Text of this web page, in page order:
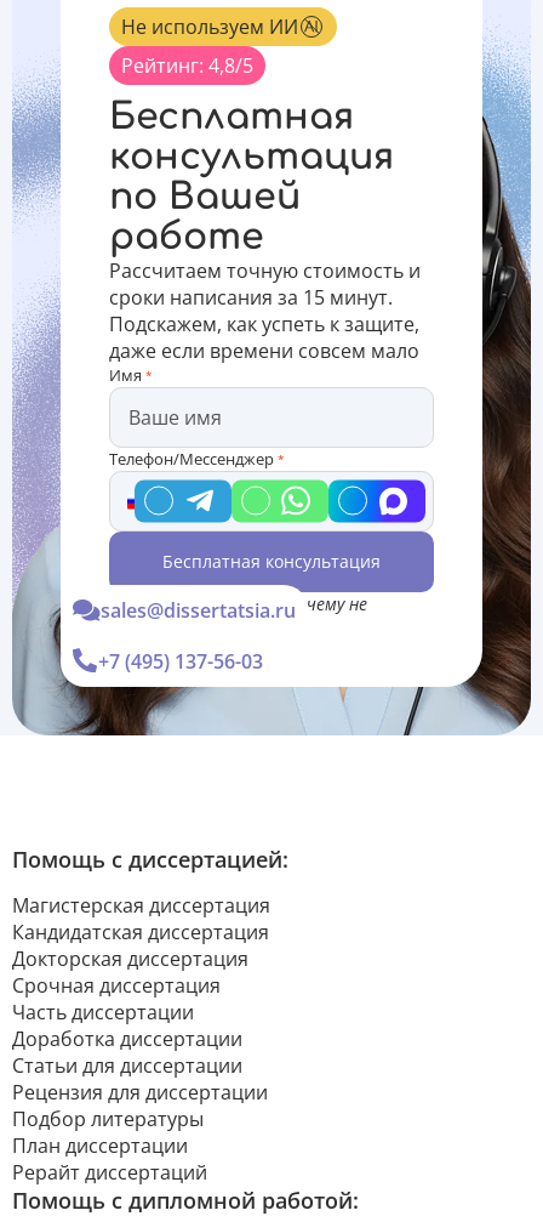
диссертациям
требованиям
ВАК,
количество
публикаций
докторской
или
кандидатской
диссертации
в научных
журнала
дальнейшей
исследовательской
деятельности
и
ему начать
преподавательскую
деятельность.
Правила
оформления
научных
заведений.
Общая
унификация
Не используем ИИ
Рейтинг: 4,8/5
Бесплатная
консультация
по Вашей
работе
Рассчитаем точную стоимость и
сроки написания за 15 минут.
Подскажем, как успеть к защите,
даже если времени совсем мало
Имя *
Телефон/Мессенджер *
Бесплатная консультация
*Консультация Вас ни к чему не
обязывает
sales@dissertatsia.ru
+7 (495) 137-56-03
Помощь с диссертацией:
Магистерская диссертация
Кандидатская диссертация
Докторская диссертация
Срочная диссертация
Часть диссертации
Доработка диссертации
Статьи для диссертации
Рецензия для диссертации
Подбор литературы
План диссертации
Рерайт диссертаций
Помощь с дипломной работой: